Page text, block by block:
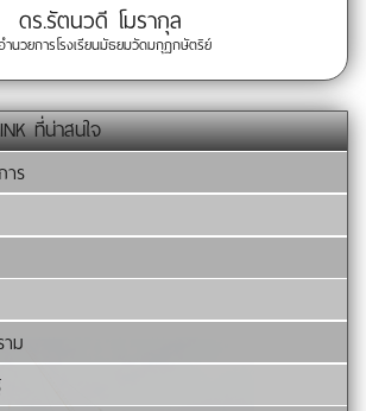
ดร.รัตนวดี โมรากุล
นวยการโรงเรียนมัธยมวัดมกุฏกษัตริย์
ที่น่าสนใจ
าร
ม